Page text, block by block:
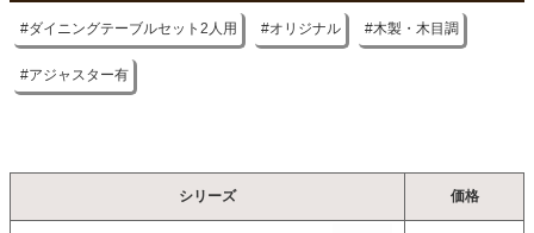
ダイニングテーブルセット2人用 オリジナル 木製・木目調
アジャスター有
シリーズ 価格